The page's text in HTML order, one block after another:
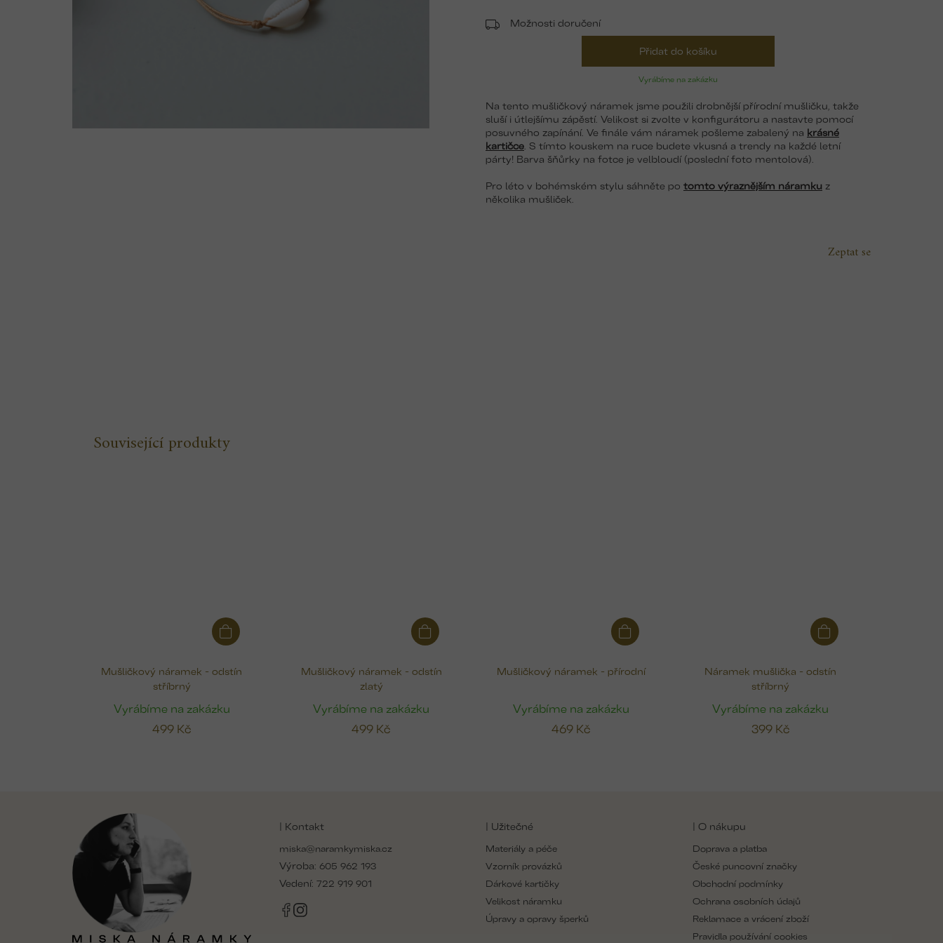
Vyrábíme na zakázku
Možnosti doručení
Přidat do košíku
Na tento mušličkový náramek jsme použili drobnější přírodní mušličku, takže
sluší i útlejšímu zápěstí. Velikost si zvolte v konfigurátoru a nastavte pomocí
posuvného zapínání. Ve finále vám náramek pošleme zabalený na krásné
kartičce . S tímto kouskem na ruce budete vkusná a trendy na každé letní
párty! Barva šňůrky na fotce je velbloudí (poslední foto mentolová).
Pro léto v bohémském stylu sáhněte po tomto výraznějším náramku z
několika mušliček.
Zeptat se
Související produkty
Mušličkový náramek - odstín
stříbrný
Vyrábíme na zakázku
499 Kč
Mušličkový náramek - odstín
zlatý
Vyrábíme na zakázku
499 Kč
Mušličkový náramek - přírodní
Vyrábíme na zakázku
469 Kč
Náramek mušlička - odstín
stříbrný
Vyrábíme na zakázku
399 Kč
| Kontakt
miska@naramkymiska.cz
Výroba: 605 962 193
Vedení: 722 919 901
| Užitečné
Materiály a péče
Vzorník provázků
Dárkové kartičky
Velikost náramku
Úpravy a opravy šperků
| O nákupu
Doprava a platba
České puncovní značky
Obchodní podmínky
Ochrana osobních údajů
Reklamace a vrácení zboží
Pravidla používání cookies